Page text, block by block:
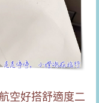
空好搭舒適度二